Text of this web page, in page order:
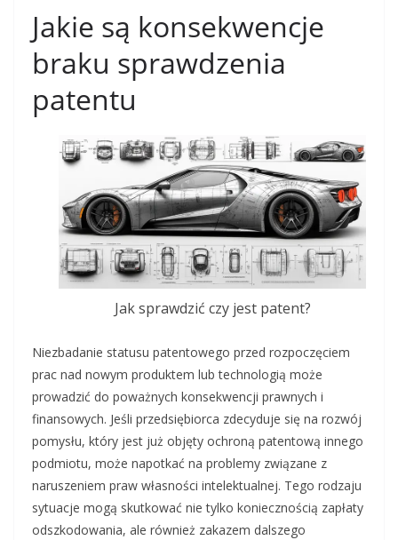
Jakie są konsekwencje
braku sprawdzenia
patentu
Jak sprawdzić czy jest patent?
Niezbadanie statusu patentowego przed rozpoczęciem
prac nad nowym produktem lub technologią może
prowadzić do poważnych konsekwencji prawnych i
finansowych. Jeśli przedsiębiorca zdecyduje się na rozwój
pomysłu, który jest już objęty ochroną patentową innego
podmiotu, może napotkać na problemy związane z
naruszeniem praw własności intelektualnej. Tego rodzaju
sytuacje mogą skutkować nie tylko koniecznością zapłaty
odszkodowania, ale również zakazem dalszego